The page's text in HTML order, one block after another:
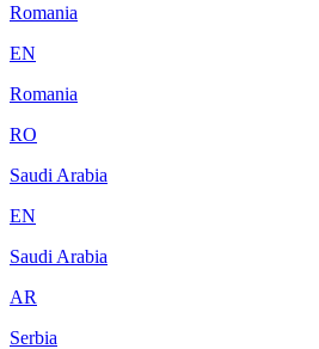
Romania
EN
Romania
RO
Saudi Arabia
EN
Saudi Arabia
AR
Serbia